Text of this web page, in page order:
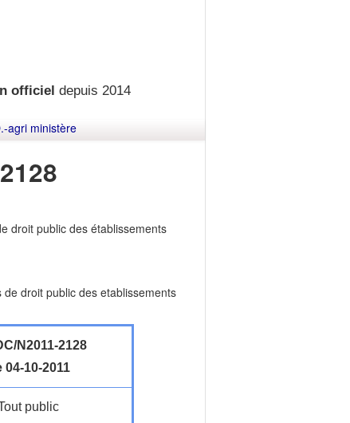
officiel depuis 2014
agri ministère
droit public des établissements
droit public des etablissements
N2011-2128
04-10-2011
public